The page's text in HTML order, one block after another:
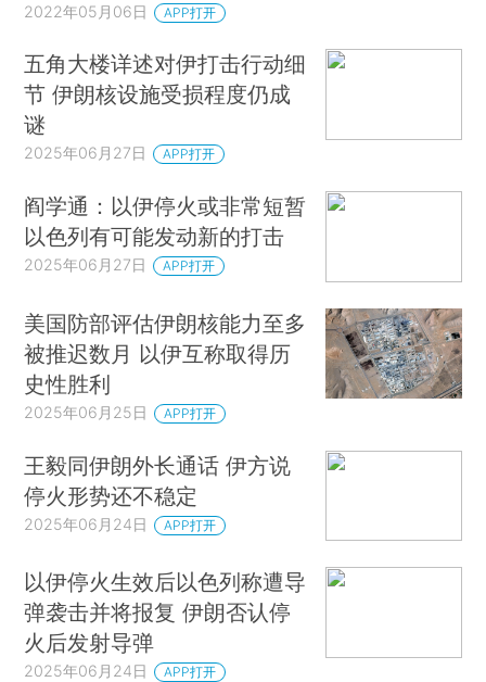
2022年05月06日 APP打开
五角大楼详述对伊打击行动细
节 伊朗核设施受损程度仍成
谜
2025年06月27日 APP打开
阎学通：以伊停火或非常短暂
以色列有可能发动新的打击
2025年06月27日 APP打开
美国防部评估伊朗核能力至多
被推迟数月 以伊互称取得历
史性胜利
2025年06月25日 APP打开
王毅同伊朗外长通话 伊方说
停火形势还不稳定
2025年06月24日 APP打开
以伊停火生效后以色列称遭导
弹袭击并将报复 伊朗否认停
火后发射导弹
2025年06月24日 APP打开